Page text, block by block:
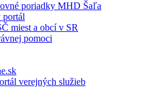
poriadky MHD Šaľa
portál
miest a obcí v SR
pomoci
verejných služieb